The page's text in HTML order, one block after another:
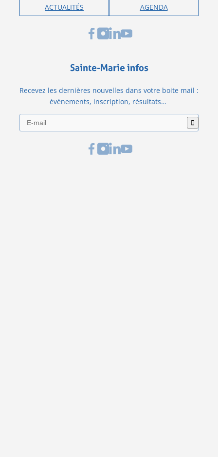
ACTUALITÉS AGENDA
Sainte-Marie infos
Recevez les dernières nouvelles dans votre boite mail :
événements, inscription, résultats…
